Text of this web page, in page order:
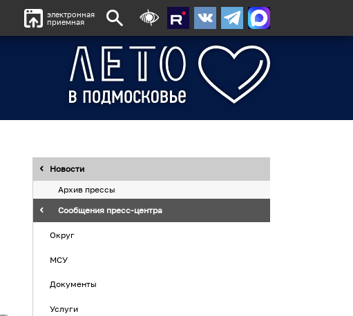
электронная
приемная
Новости
Архив прессы
Сообщения пресс-центра
Округ
МСУ
Документы
Услуги